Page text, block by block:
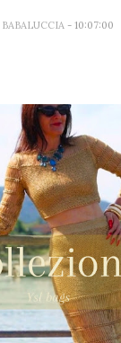
BABALUCCIA - 10:07:00